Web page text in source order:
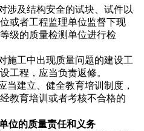
及结构安全的试块、试件以
或者工程监理单位监督下现
级的质量检测单位进行检
工中出现质量问题的建设工
工程，应当负责返修。
建立、健全教育培训制度，
教育培训或者考核不合格的
位的质量责任和义务